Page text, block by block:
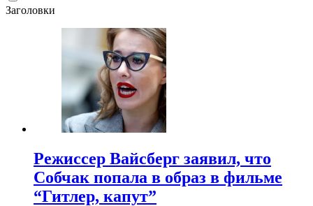
Заголовки
Режиссер Вайсберг заявил, что
Собчак попала в образ в фильме
“Гитлер, капут”